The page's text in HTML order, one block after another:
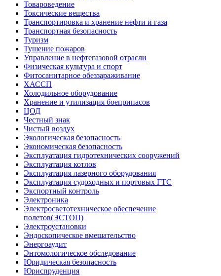
Товароведение
Токсические вещества
Транспортировка и хранение нефти и газа
Транспортная безопасность
Туризм
Тушение пожаров
Управление в нефтегазовой отрасли
Физическая культура и спорт
Фитосанитарное обеззараживание
ХАССП
Холодильное оборудование
Хранение и утилизация боеприпасов
ЦОД
Честный знак
Чистый воздух
Экологическая безопасность
Экономическая безопасность
Эксплуатация гидротехнических сооружений
Эксплуатация котлов
Эксплуатация лазерного оборудования
Эксплуатация судоходных и портовых ГТС
Экспортный контроль
Электроника
Электросветотехническое обеспечение
полетов(ЭСТОП)
Электроустановки
Эндоскопическое вмешательство
Энергоаудит
Энтомологическое обследование
Юридическая безопасность
Юриспруденция